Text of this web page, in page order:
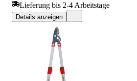
Lieferung bis 2-4 Arbeitstage
Details anzeigen